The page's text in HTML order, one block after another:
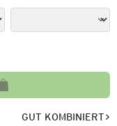
GUT KOMBINIERT